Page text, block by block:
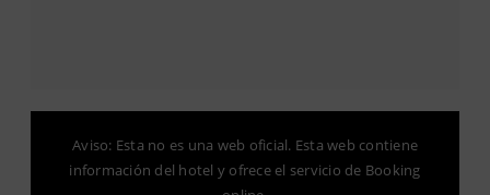
Aviso: Esta no es una web oficial. Esta web contiene
información del hotel y ofrece el servicio de Booking